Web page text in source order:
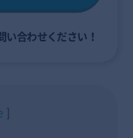
い合わせください！